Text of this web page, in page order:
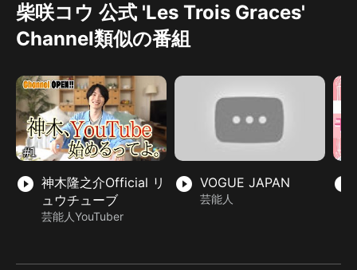
柴咲コウ 公式 'Les Trois Graces'
Channel類似の番組
play_circle_filled 神木隆之介Official リ
ュウチューブ
芸能人YouTuber
play_circle_filled VOGUE JAPAN
芸能人
play_circle_filled